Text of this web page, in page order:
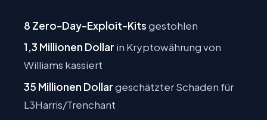
8 Zero-Day-Exploit-Kitsgestohlen
1,3 Millionen Dollar in Kryptowährung von
Williams kassiert
35 Millionen Dollargeschätzter Schaden für
L3Harris/Trenchant